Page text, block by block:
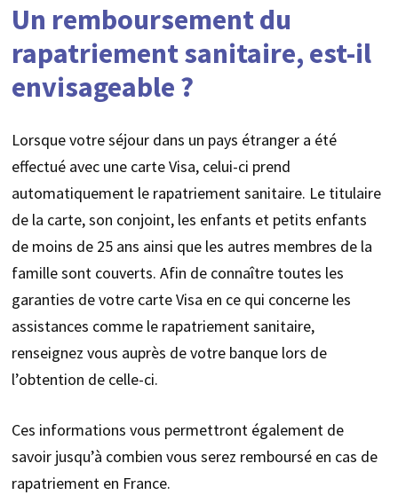
Un remboursement du
rapatriement sanitaire, est-il
envisageable ?
Lorsque votre séjour dans un pays étranger a été
effectué avec une carte Visa, celui-ci prend
automatiquement le rapatriement sanitaire. Le titulaire
de la carte, son conjoint, les enfants et petits enfants
de moins de 25 ans ainsi que les autres membres de la
famille sont couverts. Afin de connaître toutes les
garanties de votre carte Visa en ce qui concerne les
assistances comme le rapatriement sanitaire,
renseignez vous auprès de votre banque lors de
l’obtention de celle-ci.
Ces informations vous permettront également de
savoir jusqu’à combien vous serez remboursé en cas de
rapatriement en France.